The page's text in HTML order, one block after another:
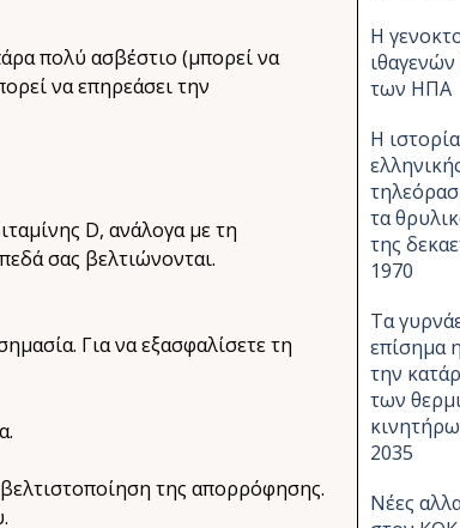
πολύ ασβέστιο (μπορεί να
να επηρεάσει την
D, ανάλογα με τη
σας βελτιώνονται.
Για να εξασφαλίσετε τη
της απορρόφησης.
Η
των ΗΠΑ
Η
τα
της
1970
Τα
επίσημα
την
των
2035
Νέες